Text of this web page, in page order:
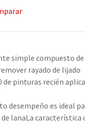
simple compuesto de
rayado de lijado
de pinturas recién
desempeño es ideal
lanaLa característica